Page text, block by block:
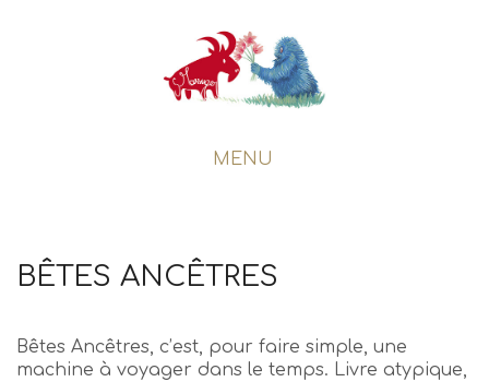
MENU
BÊTES ANCÊTRES
Bêtes Ancêtres, c’est, pour faire simple, une
machine à voyager dans le temps. Livre atypique,